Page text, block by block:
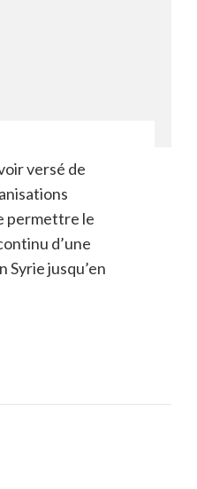
versé de
permettre le
d’une
Syrie jusqu’en